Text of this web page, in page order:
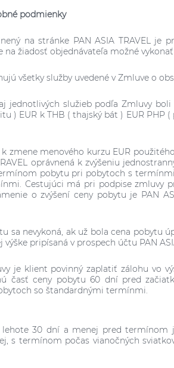
podmienky
na stránke PAN ASIA TRAVEL je
na žiadosť objednávateľa možné
všetky služby uvedené v Zmluve o
jednotlivých služieb podľa Zmluvy
) EUR k THB ( thajský bát ) EUR
zmene menového kurzu EUR
oprávnená k zvýšeniu
pobytu pri pobytoch s
Cestujúci má pri podpise zmluvy
o zvýšení ceny pobytu je PAN
sa nevykoná, ak už bola cena pobytu
pripísaná v prospech účtu PAN
je klient povinný zaplatiť zálohu vo
časť ceny pobytu 60 dní pred
so štandardnými termínmi.
30 dní a menej pred termínom
s termínom počas vianočných